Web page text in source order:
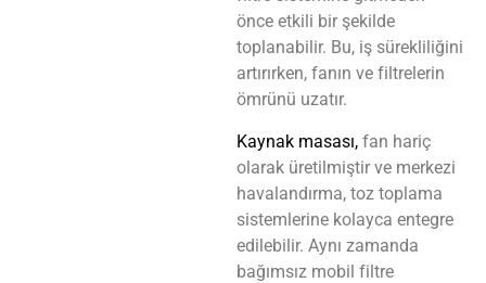
önce etkili bir şekilde
toplanabilir. Bu, iş sürekliliğini
artırırken, fanın ve filtrelerin
ömrünü uzatır.
Kaynak masası, fan hariç
olarak üretilmiştir ve merkezi
havalandırma, toz toplama
sistemlerine kolayca entegre
edilebilir. Aynı zamanda
bağımsız mobil filtre